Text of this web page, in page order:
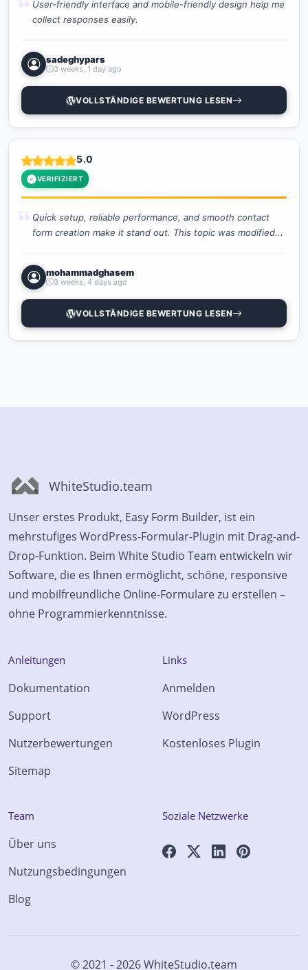
User-friendly interface and mobile-friendly design help me
collect responses easily.
sadeghypars
3 weeks, 1 day ago
VOLLSTÄNDIGE BEWERTUNG LESEN
5.0
VERIFIZIERT
Quick setup, reliable performance, and smooth contact
form creation make it stand out. This topic was modified...
mohammadghasem
3 weeks, 4 days ago
VOLLSTÄNDIGE BEWERTUNG LESEN
WhiteStudio.team
Unser erstes Produkt, Easy Form Builder, ist ein
mehrstufiges WordPress-Formular-Plugin mit Drag-and-
Drop-Funktion. Beim White Studio Team entwickeln wir
Software, die es Ihnen ermöglicht, schöne, responsive
und mobilfreundliche Online-Formulare zu erstellen –
ohne Programmierkenntnisse.
Anleitungen
Dokumentation
Support
Nutzerbewertungen
Sitemap
Links
Anmelden
WordPress
Kostenloses Plugin
Team
Über uns
Nutzungsbedingungen
Blog
Soziale Netzwerke
© 2021 - 2026WhiteStudio.team